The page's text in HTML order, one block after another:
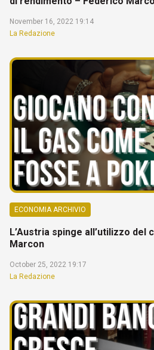
November 16, 2022 19:14
La Redazione
ECONOMIA ARCHIVIO
L’Austria spinge all’utilizzo del
Marcon
October 25, 2022 19:17
La Redazione